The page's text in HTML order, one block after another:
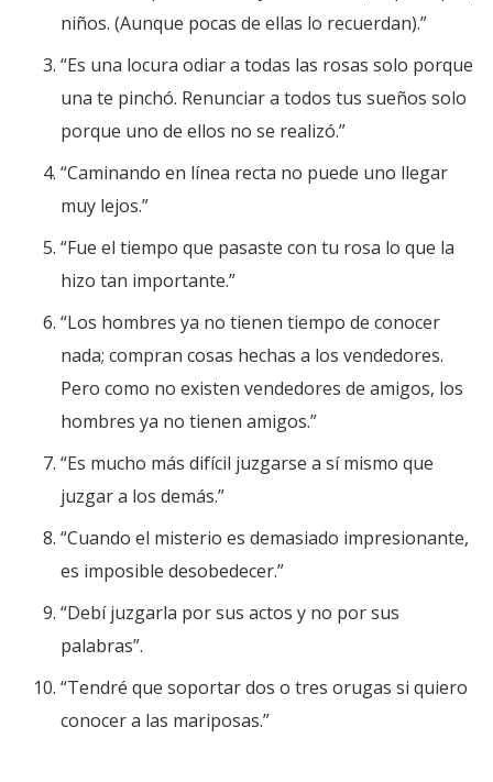
niños. (Aunque pocas de ellas lo recuerdan).”
“Es una locura odiar a todas las rosas solo porque
una te pinchó. Renunciar a todos tus sueños solo
porque uno de ellos no se realizó.”
“Caminando en línea recta no puede uno llegar
muy lejos.”
“Fue el tiempo que pasaste con tu rosa lo que la
hizo tan importante.”
“Los hombres ya no tienen tiempo de conocer
nada; compran cosas hechas a los vendedores.
Pero como no existen vendedores de amigos, los
hombres ya no tienen amigos.”
“Es mucho más difícil juzgarse a sí mismo que
juzgar a los demás.”
“Cuando el misterio es demasiado impresionante,
es imposible desobedecer.”
“Debí juzgarla por sus actos y no por sus
palabras”.
“Tendré que soportar dos o tres orugas si quiero
conocer a las mariposas.”